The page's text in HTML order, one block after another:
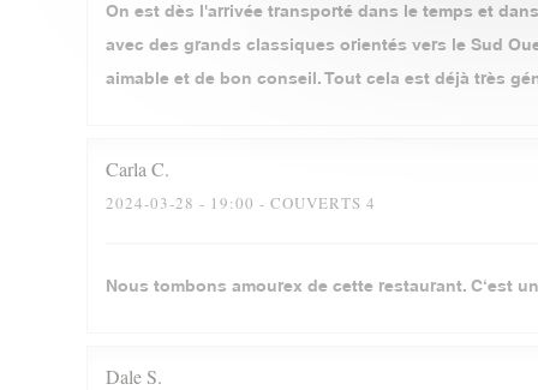
On est dès l'arrivée transporté dans le temps et
avec des grands classiques orientés vers le Sud
aimable et de bon conseil. Tout cela est déjà très
Carla C
2024-03-28 - 19:00 - COUVERTS 4
Nous tombons amourex de cette restaurant. C‘est
Dale S